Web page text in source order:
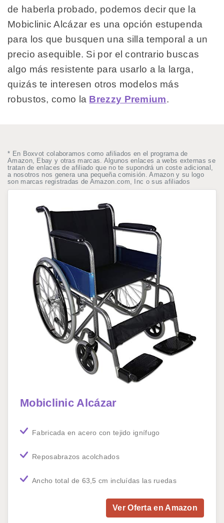
de haberla probado, podemos decir que la
Mobiclinic Alcázar es una opción estupenda
para los que busquen una silla temporal a un
precio asequible. Si por el contrario buscas
algo más resistente para usarlo a la larga,
quizás te interesen otros modelos más
robustos, como la Brezzy Premium.
* En Boxvot colaboramos como afiliados en el programa de
Amazon, Ebay y otras marcas. Algunos enlaces a webs externas se
tratan de enlaces de afiliado que no te supondrá un coste adicional,
a nosotros nos genera una pequeña comisión. Amazon y su logo
son marcas registradas de Amazon.com, Inc o sus afiliados
Mobiclinic Alcázar
Fabricada en acero con tejido ignífugo
Reposabrazos acolchados
Ancho total de 63,5 cm incluídas las ruedas
Ver Oferta en Amazon